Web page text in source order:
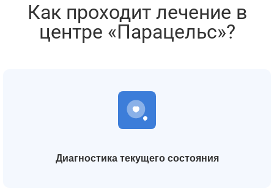
Как проходит лечение в
центре «Парацельс»?
Диагностика текущего состояния